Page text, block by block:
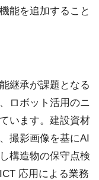
能を追加すること
継承が課題となる
ロボット活用のニ
います。建設資材
撮影画像を基にAI
構造物の保守点検
応用による業務